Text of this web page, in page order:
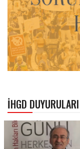
İHGD DUYURULARI